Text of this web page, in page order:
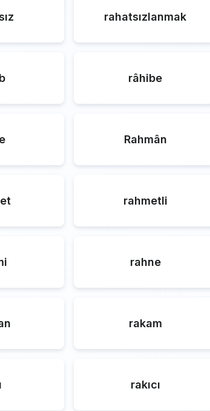
rahatsızlanmak
râhibe
Rahmân
rahmetli
rahne
rakam
rakıcı